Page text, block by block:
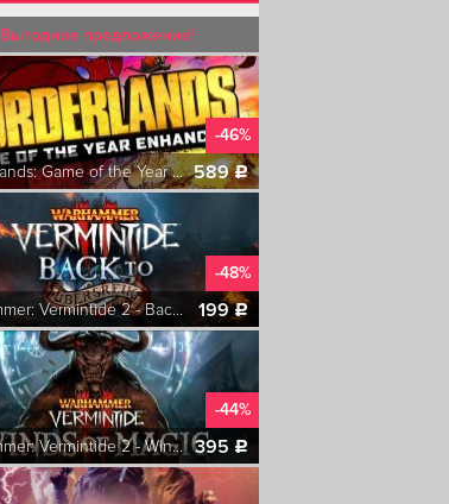
Выгодное предложение!
-46%
Borderlands: Game of the Year Enhanced 589c
-48%
Warhammer: Vermintide 2 - Back to Ubersreik
199c
-44%
Warhammer: Vermintide 2 - Winds of Magic 395 c